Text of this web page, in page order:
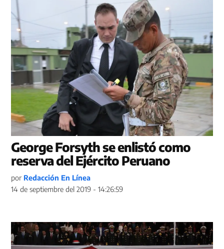
George Forsyth se enlistó como
reserva del Ejército Peruano
por Redacción En Línea
14 de septiembre del 2019 - 14:26:59